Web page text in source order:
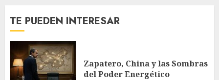
TE PUEDEN INTERESAR
Zapatero, China y las Sombras
del Poder Energético